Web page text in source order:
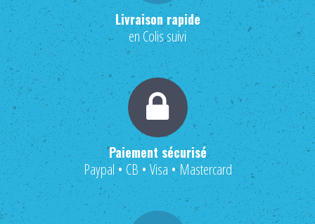
Livraison rapide
en Colis suivi
Paiement sécurisé
Paypal • CB • Visa • Mastercard